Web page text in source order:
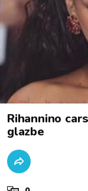
Rihannino
glazbe